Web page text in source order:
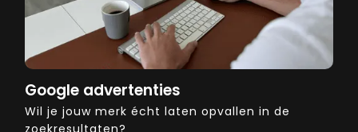
Google advertenties
Wil je jouw merk écht laten opvallen in de
zoekresultaten?